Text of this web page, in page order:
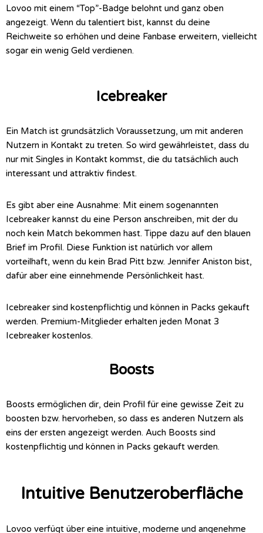
Lovoo mit einem “Top”-Badge belohnt und ganz oben
angezeigt. Wenn du talentiert bist, kannst du deine
Reichweite so erhöhen und deine Fanbase erweitern, vielleicht
sogar ein wenig Geld verdienen.
Icebreaker
Ein Match ist grundsätzlich Voraussetzung, um mit anderen
Nutzern in Kontakt zu treten. So wird gewährleistet, dass du
nur mit Singles in Kontakt kommst, die du tatsächlich auch
interessant und attraktiv findest.
Es gibt aber eine Ausnahme: Mit einem sogenannten
Icebreaker kannst du eine Person anschreiben, mit der du
noch kein Match bekommen hast. Tippe dazu auf den blauen
Brief im Profil. Diese Funktion ist natürlich vor allem
vorteilhaft, wenn du kein Brad Pitt bzw. Jennifer Aniston bist,
dafür aber eine einnehmende Persönlichkeit hast.
Icebreaker sind kostenpflichtig und können in Packs gekauft
werden. Premium-Mitglieder erhalten jeden Monat 3
Icebreaker kostenlos.
Boosts
Boosts ermöglichen dir, dein Profil für eine gewisse Zeit zu
boosten bzw. hervorheben, so dass es anderen Nutzern als
eins der ersten angezeigt werden. Auch Boosts sind
kostenpflichtig und können in Packs gekauft werden.
Intuitive Benutzeroberfläche
Lovoo verfügt über eine intuitive, moderne und angenehme